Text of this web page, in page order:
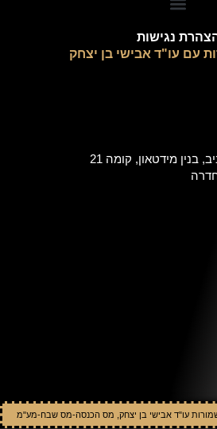
נגישות
עם עו"ד אבישי בן יצחק